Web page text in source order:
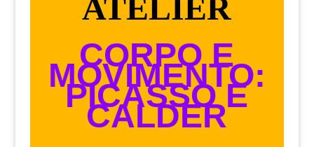
ATELIER
CORPO E
MOVIMENTO:
PICASSO E
CALDER